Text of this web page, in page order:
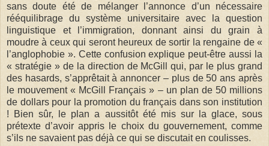
sans doute été de mélanger l’annonce d’un nécessaire
rééquilibrage du système universitaire avec la question
linguistique et l’immigration, donnant ainsi du grain à
moudre à ceux qui seront heureux de sortir la rengaine de «
l’anglophobie ». Cette confusion explique peut-être aussi la
« stratégie » de la direction de McGill qui, par le plus grand
des hasards, s’apprêtait à annoncer – plus de 50 ans après
le mouvement « McGill Français » – un plan de 50 millions
de dollars pour la promotion du français dans son institution
! Bien sûr, le plan a aussitôt été mis sur la glace, sous
prétexte d’avoir appris le choix du gouvernement, comme
s’ils ne savaient pas déjà ce qui se discutait en coulisses.